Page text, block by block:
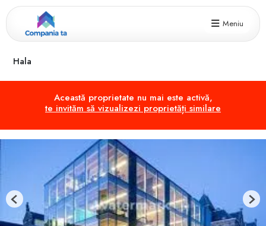
Meniu
Hala
Această proprietate nu mai este activă,
te invităm să vizualizezi proprietăți similare
Previous Next